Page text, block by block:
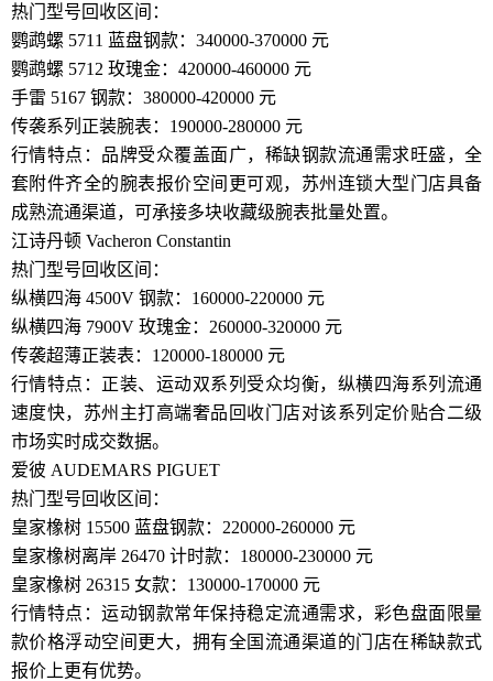
热门型号回收区间：
鹦鹉螺 5711 蓝盘钢款：340000-370000 元
鹦鹉螺 5712 玫瑰金：420000-460000 元
手雷 5167 钢款：380000-420000 元
传袭系列正装腕表：190000-280000 元
行情特点：品牌受众覆盖面广，稀缺钢款流通需求旺盛，全
套附件齐全的腕表报价空间更可观，苏州连锁大型门店具备
成熟流通渠道，可承接多块收藏级腕表批量处置。
江诗丹顿 Vacheron Constantin
热门型号回收区间：
纵横四海 4500V 钢款：160000-220000 元
纵横四海 7900V 玫瑰金：260000-320000 元
传袭超薄正装表：120000-180000 元
行情特点：正装、运动双系列受众均衡，纵横四海系列流通
速度快，苏州主打高端奢品回收门店对该系列定价贴合二级
市场实时成交数据。
爱彼 AUDEMARS PIGUET
热门型号回收区间：
皇家橡树 15500 蓝盘钢款：220000-260000 元
皇家橡树离岸 26470 计时款：180000-230000 元
皇家橡树 26315 女款：130000-170000 元
行情特点：运动钢款常年保持稳定流通需求，彩色盘面限量
款价格浮动空间更大，拥有全国流通渠道的门店在稀缺款式
报价上更有优势。